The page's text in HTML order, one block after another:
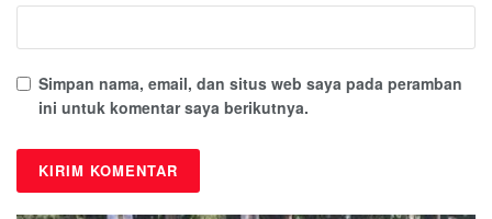
Simpan nama, email, dan situs web saya pada peramban
ini untuk komentar saya berikutnya.